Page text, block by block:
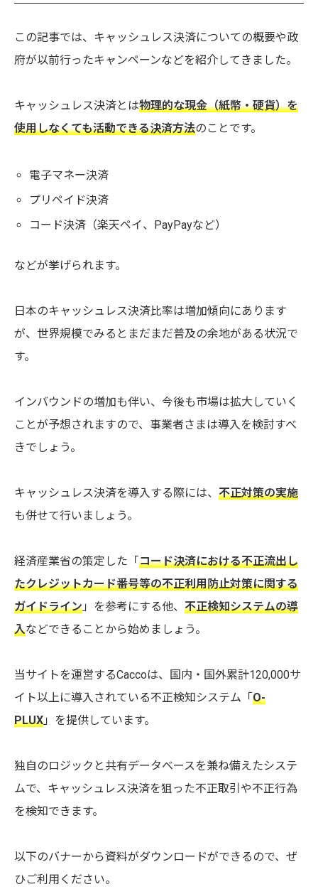
この記事では、キャッシュレス決済についての概要や政
府が以前行ったキャンペーンなどを紹介してきました。
キャッシュレス決済とは物理的な現金（紙幣・硬貨）を
使用しなくても活動できる決済方法のことです。
電子マネー決済
プリペイド決済
コード決済（楽天ペイ、PayPayなど）
などが挙げられます。
日本のキャッシュレス決済比率は増加傾向にあります
が、世界規模でみるとまだまだ普及の余地がある状況で
す。
インバウンドの増加も伴い、今後も市場は拡大していく
ことが予想されますので、事業者さまは導入を検討すべ
きでしょう。
キャッシュレス決済を導入する際には、 不正対策の実施
も併せて行いましょう。
経済産業省の策定した「 コード決済における不正流出し
たクレジットカード番号等の不正利用防止対策に関する
ガイドライン 」を参考にする他、 不正検知システムの導
入などできることから始めましょう。
当サイトを運営するCaccoは、国内・国外累計120,000サ
イト以上に導入されている不正検知システム「 O-
PLUX 」を提供しています。
独自のロジックと共有データベースを兼ね備えたシステ
ムで、キャッシュレス決済を狙った不正取引や不正行為
を検知できます。
以下のバナーから資料がダウンロードができるので、ぜ
ひご利用ください。